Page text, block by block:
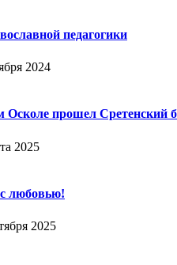
педагогики
2024
Осколе прошел Сретенский
2025
любовью!
2025